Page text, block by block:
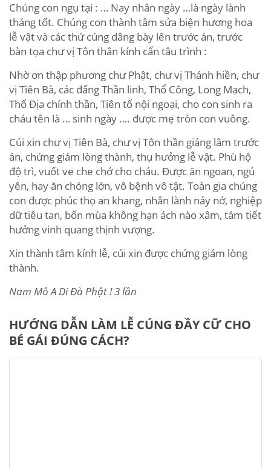
Chúng con ngụ tại : … Nay nhân ngày …là ngày lành
tháng tốt. Chúng con thành tâm sửa biện hương hoa
lễ vật và các thứ cúng dâng bày lên trước án, trước
bàn tọa chư vị Tôn thân kính cẩn tâu trình :
Nhờ ơn thập phương chư Phật, chư vị Thánh hiền, chư
vị Tiên Bà, các đấng Thần linh, Thổ Công, Long Mạch,
Thổ Địa chính thần, Tiên tổ nội ngoại, cho con sinh ra
cháu tên là … sinh ngày …. được mẹ tròn con vuông.
Cúi xin chư vị Tiên Bà, chư vị Tôn thần giáng lâm trước
án, chứng giám lòng thành, thụ hưởng lễ vật. Phù hộ
độ trì, vuốt ve che chở cho cháu. Được ăn ngoan, ngủ
yên, hay ăn chóng lớn, vô bệnh vô tật. Toàn gia chúng
con được phúc thọ an khang, nhân lành nảy nở, nghiệp
dữ tiêu tan, bốn mùa không hạn ách nào xâm, tám tiết
hưởng vinh quang thịnh vượng.
Xin thành tâm kính lễ, cúi xin được chứng giám lòng
thành.
Nam Mô A Di Đà Phật ! 3 lần
HƯỚNG DẪN LÀM LỄ CÚNG ĐẦY CỮ CHO
BÉ GÁI ĐÚNG CÁCH?